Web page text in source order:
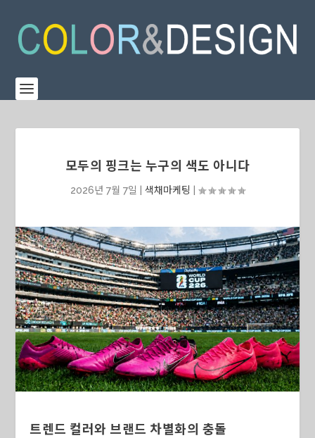
모두의 핑크는 누구의 색도 아니다
2026년 7월 7일 색채마케팅
트렌드 컬러와 브랜드 차별화의 충돌